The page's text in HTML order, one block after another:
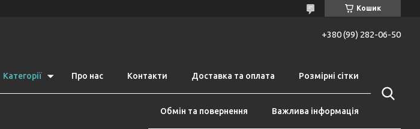
Кошик
+380 (99) 282-06-50
Категорії Про нас Контакти Доставка та оплата Розмірні сітки
Обмін та повернення Важлива інформація